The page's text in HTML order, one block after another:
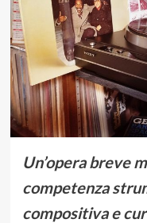
Un’opera breve
competenza
compositiva e